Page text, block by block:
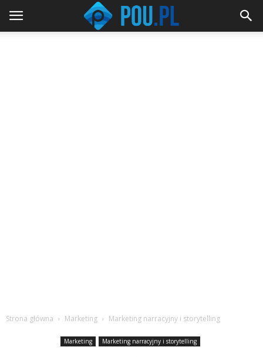
Strona główna Marketing Marketing narracyjny i storytelling
Marketing Marketing narracyjny i storytelling